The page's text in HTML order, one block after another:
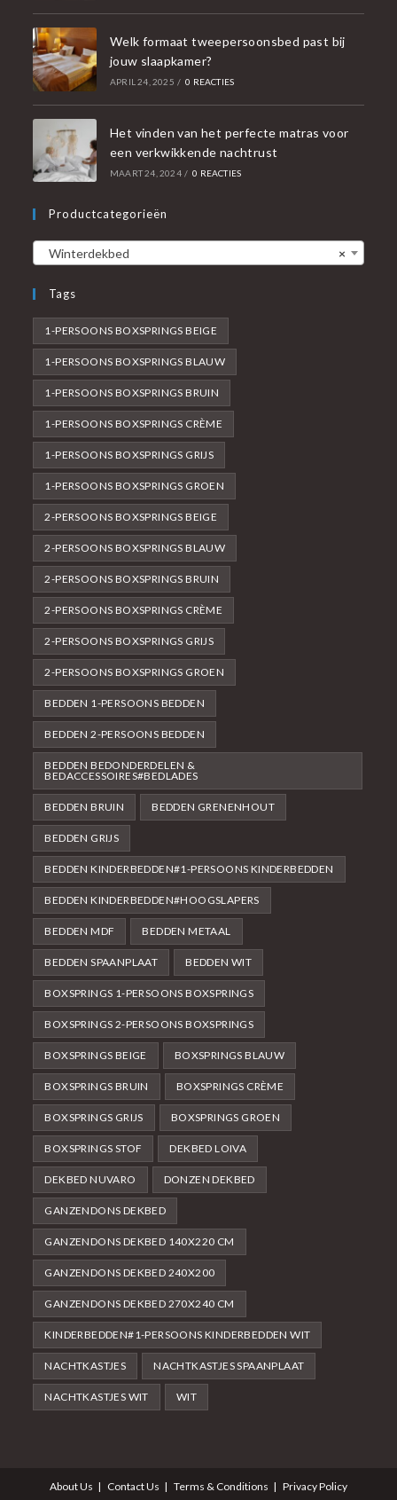
Welk formaat tweepersoonsbed past bij
jouw slaapkamer?
APRIL 24, 2025 / 0 REACTIES
Het vinden van het perfecte matras voor
een verkwikkende nachtrust
MAART 24, 2024 / 0 REACTIES
Productcategorieën
×
Winterdekbed
Tags
1-PERSOONS BOXSPRINGS BEIGE
1-PERSOONS BOXSPRINGS BLAUW
1-PERSOONS BOXSPRINGS BRUIN
1-PERSOONS BOXSPRINGS CRÈME
1-PERSOONS BOXSPRINGS GRIJS
1-PERSOONS BOXSPRINGS GROEN
2-PERSOONS BOXSPRINGS BEIGE
2-PERSOONS BOXSPRINGS BLAUW
2-PERSOONS BOXSPRINGS BRUIN
2-PERSOONS BOXSPRINGS CRÈME
2-PERSOONS BOXSPRINGS GRIJS
2-PERSOONS BOXSPRINGS GROEN
BEDDEN 1-PERSOONS BEDDEN
BEDDEN 2-PERSOONS BEDDEN
BEDDEN BEDONDERDELEN &
BEDACCESSOIRES#BEDLADES
BEDDEN BRUIN BEDDEN GRENENHOUT
BEDDEN GRIJS
BEDDEN KINDERBEDDEN#1-PERSOONS KINDERBEDDEN
BEDDEN KINDERBEDDEN#HOOGSLAPERS
BEDDEN MDF BEDDEN METAAL
BEDDEN SPAANPLAAT BEDDEN WIT
BOXSPRINGS 1-PERSOONS BOXSPRINGS
BOXSPRINGS 2-PERSOONS BOXSPRINGS
BOXSPRINGS BEIGE BOXSPRINGS BLAUW
BOXSPRINGS BRUIN BOXSPRINGS CRÈME
BOXSPRINGS GRIJS BOXSPRINGS GROEN
BOXSPRINGS STOF DEKBED LOIVA
DEKBED NUVARO DONZEN DEKBED
GANZENDONS DEKBED
GANZENDONS DEKBED 140X220 CM
GANZENDONS DEKBED 240X200
GANZENDONS DEKBED 270X240 CM
KINDERBEDDEN#1-PERSOONS KINDERBEDDEN WIT
NACHTKASTJES NACHTKASTJES SPAANPLAAT
NACHTKASTJES WIT WIT
About Us Contact Us Terms & Conditions Privacy Policy